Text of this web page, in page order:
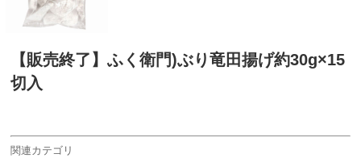
【販売終了】ふく衛門)ぶり竜田揚げ約30g×15
切入
関連カテゴリ